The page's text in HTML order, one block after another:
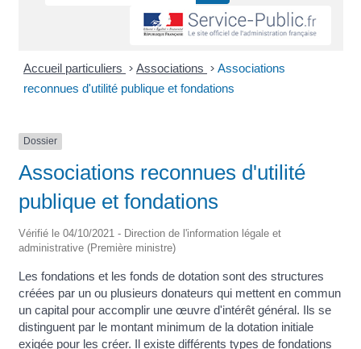
Accueil particuliers > Associations > Associations
reconnues d'utilité publique et fondations
Dossier
Associations reconnues d'utilité
publique et fondations
Vérifié le 04/10/2021 - Direction de l'information légale et
administrative (Première ministre)
Les fondations et les fonds de dotation sont des structures
créées par un ou plusieurs donateurs qui mettent en commun
un capital pour accomplir une œuvre d'intérêt général. Ils se
distinguent par le montant minimum de la dotation initiale
exigée pour les créer. Il existe différents types de fondations